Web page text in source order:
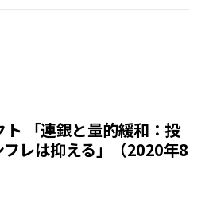
「連銀と量的緩和：投
レは抑える」（2020年8